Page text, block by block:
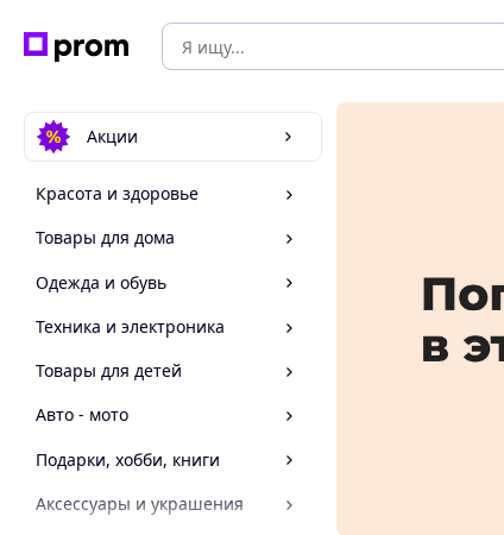
Акции
Красота и здоровье
Товары для дома
Одежда и обувь
Техника и электроника
Товары для детей
Авто - мото
Подарки, хобби, книги
Аксессуары и украшения